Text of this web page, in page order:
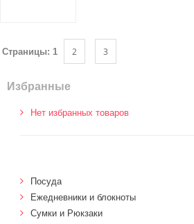
Страницы: 1 2 3
Избранные
Нет избранных товаров
Посуда
Ежедневники и блокноты
Сумки и Рюкзаки